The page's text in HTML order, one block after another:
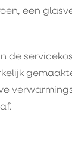
een
de